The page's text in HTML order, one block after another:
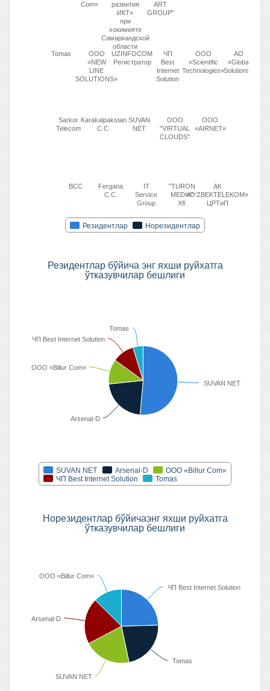
Резидентлар Норезидентлар
Tomas
Sarkor
Telecom
BCC
Com»
ООО
«NEW
LINE
SOLUTIONS»
Karakalpakstan
C.C.
Fergana
C.C.
развития
ИКТ»
при
хокимияте
Самаркандской
области
UZINFOCOM
Регистратор
SUVAN
NET
IT
Service
Group
ART
GROUP"
ЧП
Best
Internet
Solution
ООО
"VIRTUAL
CLOUDS"
"TURON
MEDIA"
ХК
OOO
«Scientific
Technologies»
ООО
«AIRNET»
АК
«O‘ZBEKTELEKOM»
ЦРТиП
АО
«Global
Solutions»
Резидентлар бўйича энг яхши руйхатга
ўтказувчилар бешлиги
SUVAN NET
Arsenal-D
ООО «Billur Com»
ЧП Best Internet Solution
Tomas
SUVAN NET Arsenal-D
ООО «Billur Com»
ЧП Best Internet Solution
Tomas
Норезидентлар бўйичаэнг яхши руйхатга
ўтказувчилар бешлиги
ЧП Best Internet Solution
Tomas
SUVAN NET
Arsenal-D
ООО «Billur Com»